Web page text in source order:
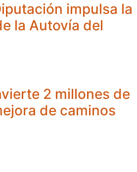
impulsa la
la Autovía del
2 millones de
de caminos